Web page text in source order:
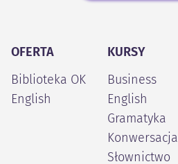
OFERTA
Biblioteka OK
English
KURSY
Business
English
Gramatyka
Konwersacja
Słownictwo